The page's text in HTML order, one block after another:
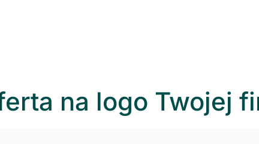
na logo Twojej